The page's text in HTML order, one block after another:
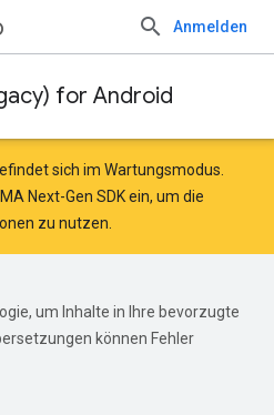
Anmelden
for Android
sich im Wartungsmodus.
Next-Gen SDK ein, um die
zu nutzen.
um Inhalte in Ihre bevorzugte
können Fehler